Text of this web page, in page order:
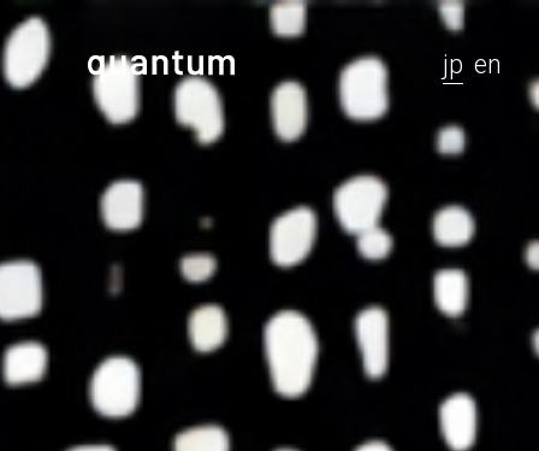
jp en